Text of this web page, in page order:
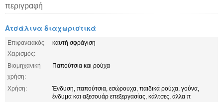
περιγραφή
Ατσάλινα διαχωριστικά
Επιφανειακός
Χειρισμός:
καυτή σφράγιση
Βιομηχανική
χρήση:
Παπούτσια και ρούχα
Χρήση:
Ένδυση, παπούτσια, εσώρουχα, παιδικά ρούχα, γούνα,
ένδυμα και αξεσουάρ επεξεργασίας, κάλτσες, άλλα π